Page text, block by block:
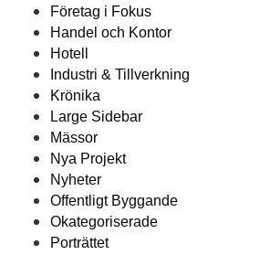
Företag i Fokus
Handel och Kontor
Hotell
Industri & Tillverkning
Krönika
Large Sidebar
Mässor
Nya Projekt
Nyheter
Offentligt Byggande
Okategoriserade
Porträttet